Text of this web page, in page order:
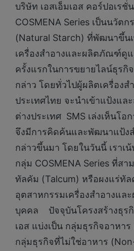
บริษัท เอสเอ็มเอส คอร์ปอเรชั่
COSMENA Series เป็นนวัต
(Natural Starch) ที่พัฒนาขึ้น
เครื่องสำอางและผลิตภัณฑ์ดูแ
ครั้งแรกในการขยายไลน์ธุรกิ
กล่าว โดยทั่วไปผู้ผลิตเครื่องส
ประเทศไทย จะนำเข้าแป้งแล
ต่างประเทศ SMS เล่งเห็นโ
จึงมีการคิดค้นและพัฒนาแป้ง
กล่าวขึ้นมา โดยในวันนี้ เราเ
กลุ่ม COSMENA Series ที่ส
ทัลคัม (Talcum) หรือผงแร่ทัล
อุตสาหกรรมเครื่องสำอางแ
บุคคล ปัจจุบันโครงสร้างธุรกิ
เอส แบ่งเป็น กลุ่มธุรกิจอาหา
กลุ่มธุรกิจที่ไม่ใช่อาหาร